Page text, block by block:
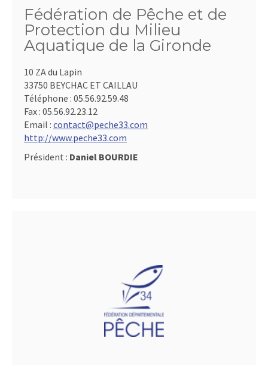
Fédération de Pêche et de
Protection du Milieu
Aquatique de la Gironde
10 ZA du Lapin
33750 BEYCHAC ET CAILLAU
Téléphone : 05.56.92.59.48
Fax : 05.56.92.23.12
Email : contact@peche33.com
http://www.peche33.com
Président : Daniel BOURDIE